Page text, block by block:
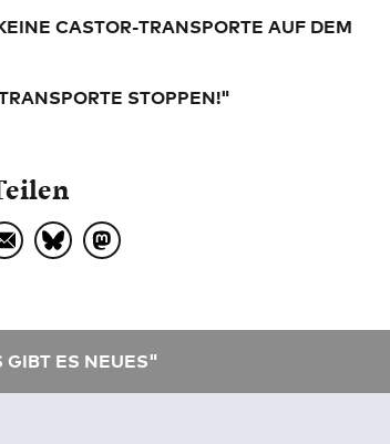
CASTOR-TRANSPORTE AUF DEM
STOPPEN!"
GIBT ES NEUES"